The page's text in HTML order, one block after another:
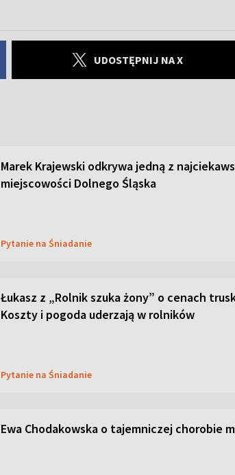
UDOSTĘPNIJ NA X
Marek Krajewski odkrywa jedną z
miejscowości Dolnego Śląska
Pytanie na Śniadanie
Łukasz z „Rolnik szuka żony” o cenach
Koszty i pogoda uderzają w rolników
Pytanie na Śniadanie
Ewa Chodakowska o tajemniczej chorobie